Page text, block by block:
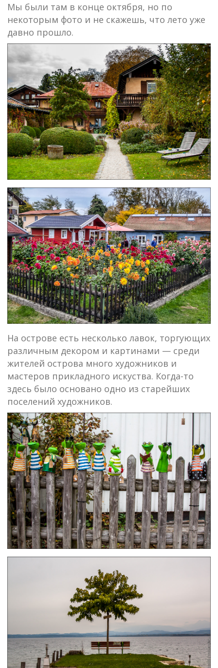
Мы были там в конце октября, но по
некоторым фото и не скажешь, что лето уже
давно прошло.
На острове есть несколько лавок, торгующих
различным декором и картинами — среди
жителей острова много художников и
мастеров прикладного искуства. Когда-то
здесь было основано одно из старейших
поселений художников.